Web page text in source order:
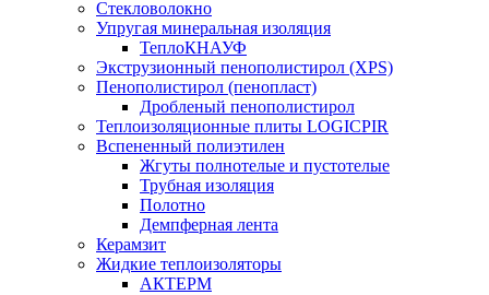
Стекловолокно
Упругая минеральная изоляция
ТеплоКНАУФ
Экструзионный пенополистирол (XPS)
Пенополистирол (пенопласт)
Дробленый пенополистирол
Теплоизоляционные плиты LOGICPIR
Вспененный полиэтилен
Жгуты полнотелые и пустотелые
Трубная изоляция
Полотно
Демпферная лента
Керамзит
Жидкие теплоизоляторы
АКТЕРМ